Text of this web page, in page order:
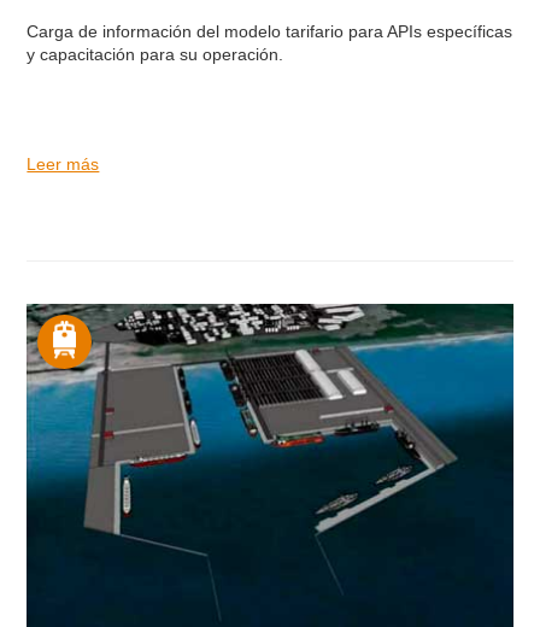
Carga de información del modelo tarifario para APIs específicas
y capacitación para su operación.
Leer más